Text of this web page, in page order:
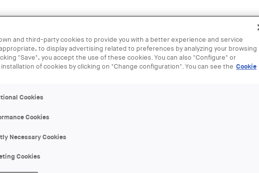
de-barcelona-2023/
and third-party cookies to provide you with a better experience and service
to display advertising related to preferences by analyzing your browsing
"Save", you accept the use of these cookies. You can also "Configure" or
of cookies by clicking on "Change configuration". You can see the Cookie
Cookies
Cookies
Necessary Cookies
Cookies